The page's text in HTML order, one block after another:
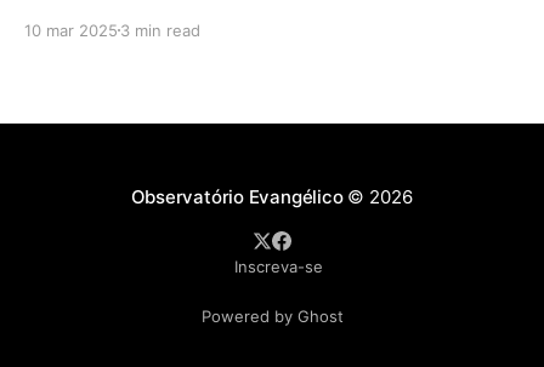
2025 com blocos de bateria, utilizando a festa como
celebração. A presença de igrejas evangélicas
10 mar 2025 3 min read
Observatório Evangélico© 2026
Inscreva-se
Powered by Ghost